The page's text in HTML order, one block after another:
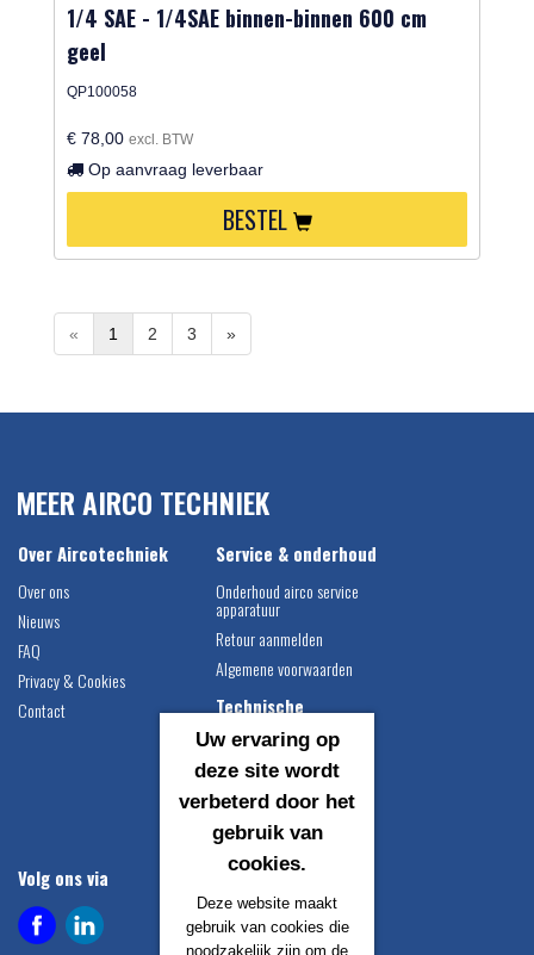
1/4 SAE - 1/4SAE binnen-binnen 600 cm
geel
QP100058
€ 78,00 excl. BTW
Op aanvraag leverbaar
BESTEL
« 1 2 3 »
MEER AIRCO TECHNIEK
Over Aircotechniek
Over ons
Nieuws
FAQ
Privacy & Cookies
Contact
Service & onderhoud
Onderhoud airco service
apparatuur
Retour aanmelden
Algemene voorwaarden
Technische
Airco vulgewichten
Compressor montage
instructie
Catalogus downloaden
Volg ons via Contact gegevens
Airco Techniek B.V.
Egersundweg 1
Uw ervaring op
deze site wordt
verbeterd door het
gebruik van
cookies.
Deze website maakt
gebruik van cookies die
noodzakelijk zijn om de